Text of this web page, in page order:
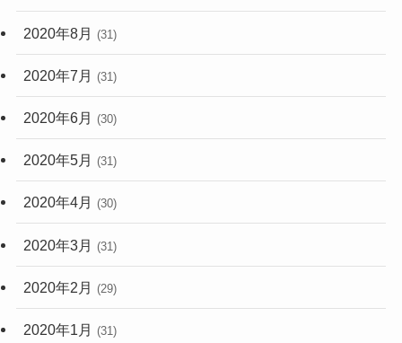
2020年8月 (31)
2020年7月 (31)
2020年6月 (30)
2020年5月 (31)
2020年4月 (30)
2020年3月 (31)
2020年2月 (29)
2020年1月 (31)